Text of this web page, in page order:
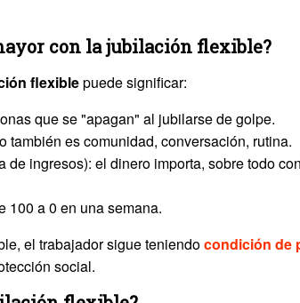
con la jubilación flexible?
flexiblepuede significar:
que se "apagan" al jubilarse de golpe.
también es comunidad, conversación, rutina.
de ingresos): el dinero importa, sobre todo
100 a 0 en una semana.
el trabajador sigue teniendocondición de
social.